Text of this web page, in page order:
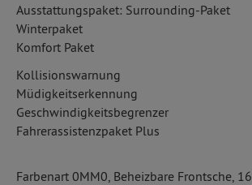
Ausstattungspaket: Surrounding-Paket
Winterpaket
Komfort Paket
Kollisionswarnung
Müdigkeitserkennung
Geschwindigkeitsbegrenzer
Fahrerassistenzpaket Plus
Farbenart 0MM0, Beheizbare Frontsche, 16